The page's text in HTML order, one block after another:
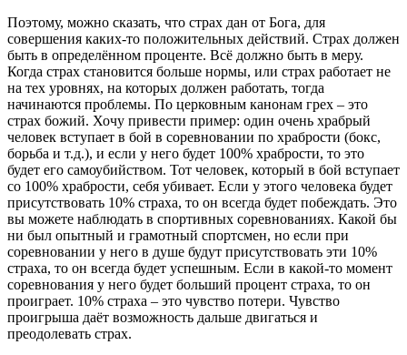
Поэтому, можно сказать, что страх дан от Бога, для
совершения каких-то положительных действий. Страх должен
быть в определённом проценте. Всё должно быть в меру.
Когда страх становится больше нормы, или страх работает не
на тех уровнях, на которых должен работать, тогда
начинаются проблемы. По церковным канонам грех – это
страх божий. Хочу привести пример: один очень храбрый
человек вступает в бой в соревновании по храбрости (бокс,
борьба и т.д.), и если у него будет 100% храбрости, то это
будет его самоубийством. Тот человек, который в бой вступает
со 100% храбрости, себя убивает. Если у этого человека будет
присутствовать 10% страха, то он всегда будет побеждать. Это
вы можете наблюдать в спортивных соревнованиях. Какой бы
ни был опытный и грамотный спортсмен, но если при
соревновании у него в душе будут присутствовать эти 10%
страха, то он всегда будет успешным. Если в какой-то момент
соревнования у него будет больший процент страха, то он
проиграет. 10% страха – это чувство потери. Чувство
проигрыша даёт возможность дальше двигаться и
преодолевать страх.